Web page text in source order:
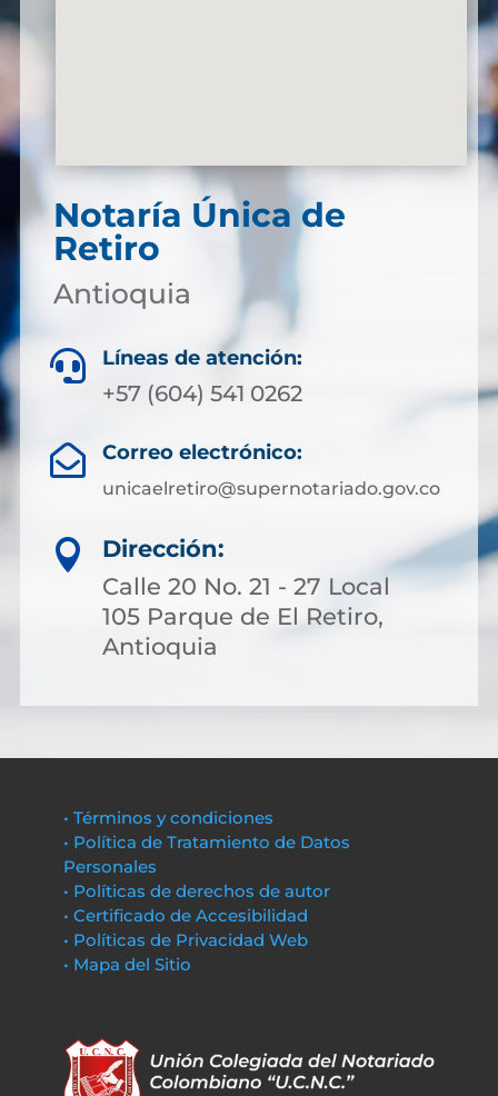
Notaría Única de
Retiro
Antioquia
 Líneas de atención:
+57 (604) 541 0262
 Correo electrónico:
unicaelretiro@supernotariado.gov.co

Dirección:
Calle 20 No. 21 - 27 Local
105 Parque de El Retiro,
Antioquia
• Términos y condiciones
• Política de Tratamiento de Datos
Personales
• Políticas de derechos de autor
• Certificado de Accesibilidad
• Políticas de Privacidad Web
• Mapa del Sitio